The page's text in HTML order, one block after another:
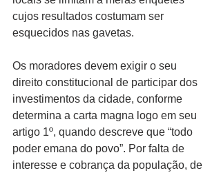
cujos resultados costumam ser
esquecidos nas gavetas.
Os moradores devem exigir o seu
direito constitucional de participar dos
investimentos da cidade, conforme
determina a carta magna logo em seu
artigo 1º, quando descreve que “todo
poder emana do povo”. Por falta de
interesse e cobrança da população, de